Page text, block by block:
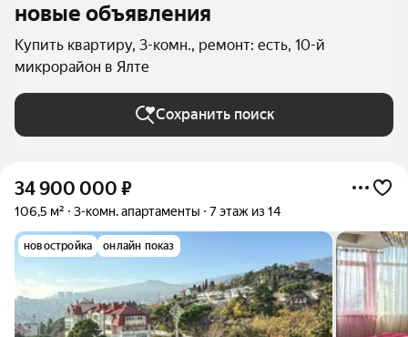
новые объявления
Купить квартиру, 3-комн., ремонт: есть, 10-й
микрорайон в Ялте
Сохранить поиск
34 900 000 ₽
106,5 м² 3-комн. апартаменты 7 этаж из 14
новостройка онлайн показ